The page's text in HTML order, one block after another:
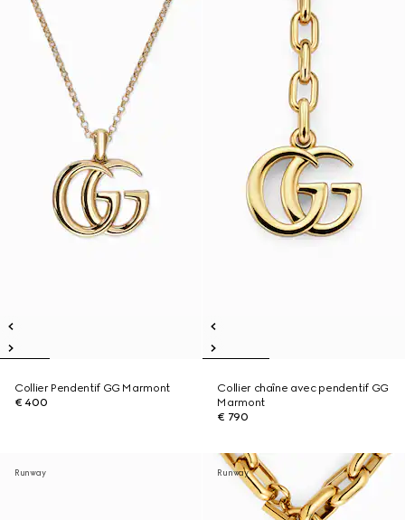
Collier Pendentif GG Marmont
€ 400
Collier chaîne avec pendentif GG
Marmont
€ 790
Runway Runway